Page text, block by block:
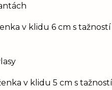
v klidu 6 cm s
v klidu 5 cm s